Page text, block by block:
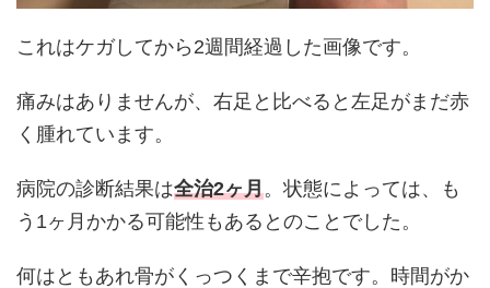
これはケガしてから2週間経過した画像です。
痛みはありませんが、右足と比べると左足がまだ赤
く腫れています。
病院の診断結果は全治2ヶ月。状態によっては、も
う1ヶ月かかる可能性もあるとのことでした。
何はともあれ骨がくっつくまで辛抱です。時間がか